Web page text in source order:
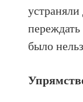
было